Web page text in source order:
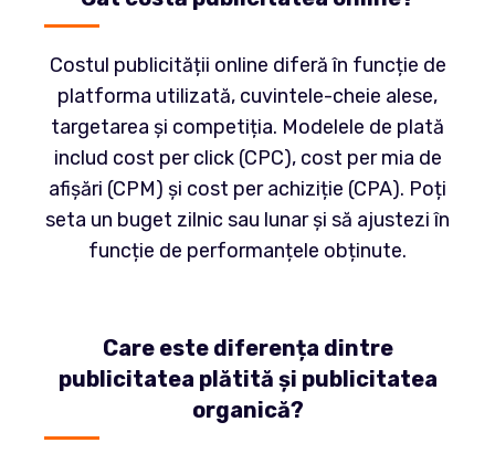
Costul publicității online diferă în funcție de
platforma utilizată, cuvintele-cheie alese,
targetarea și competiția. Modelele de plată
includ cost per click (CPC), cost per mia de
afișări (CPM) și cost per achiziție (CPA). Poți
seta un buget zilnic sau lunar și să ajustezi în
funcție de performanțele obținute.
Care este diferența dintre
publicitatea plătită și publicitatea
organică?